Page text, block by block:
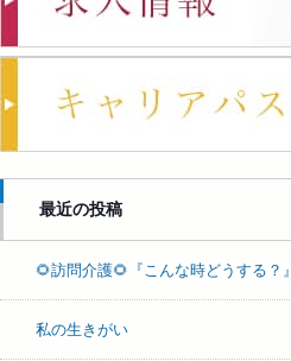
最近の投稿
🌻訪問介護🌻『こんな時どうする？』
私の生きがい